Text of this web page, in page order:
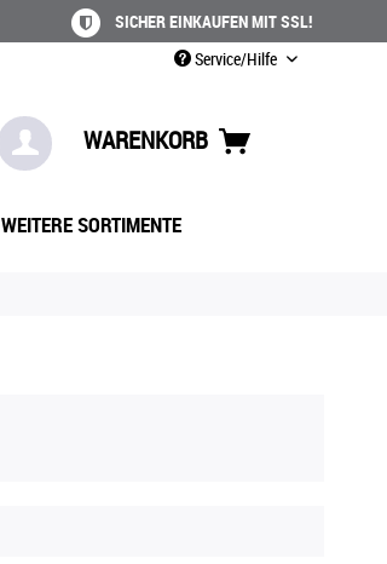
SICHER EINKAUFEN MIT SSL!
Service/Hilfe
WARENKORB
WEITERE SORTIMENTE